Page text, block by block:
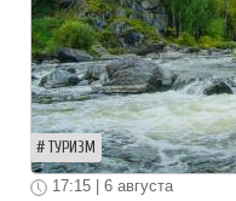
ТУРИЗМ
17:15 | 6 августа